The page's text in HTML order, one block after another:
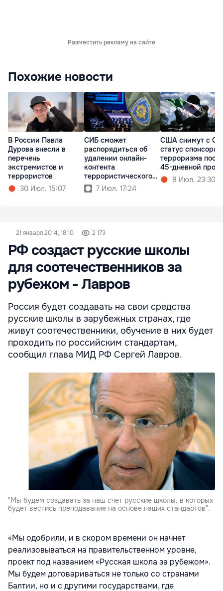
Разместить рекламу на сайте
Похожие новости
В России Павла
Дурова внесли в
перечень
экстремистов и
террористов
30 Июл. 15:07
СИБ сможет
распорядиться об
удалении онлайн-
контента
террористического
характера
7 Июл. 17:24
США снимут с
статус спонсора
терроризма
45-дневной
8 Июл. 23:30
21 января 2014, 18:10 2 173
РФ создаст русские школы
для соотечественников за
рубежом - Лавров
Россия будет создавать на свои средства
русские школы в зарубежных странах, где
живут соотечественники, обучение в них будет
проходить по российским стандартам,
сообщил глава МИД РФ Сергей Лавров.
"Мы будем создавать за наш счет русские школы, в которых
будет вестись преподавание на основе наших стандартов".
«Мы одобрили, и в скором времени он начнет
реализовываться на правительственном уровне,
проект под названием «Русская школа за рубежом».
Мы будем договариваться не только со странами
Балтии, но и с другими государствами, где